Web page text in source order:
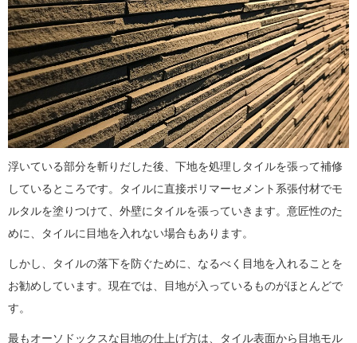
浮いている部分を斬りだした後、下地を処理しタイルを張って補修
しているところです。タイルに直接ポリマーセメント系張付材でモ
ルタルを塗りつけて、外壁にタイルを張っていきます。意匠性のた
めに、タイルに目地を入れない場合もあります。
しかし、タイルの落下を防ぐために、なるべく目地を入れることを
お勧めしています。現在では、目地が入っているものがほとんどで
す。
最もオーソドックスな目地の仕上げ方は、タイル表面から目地モル